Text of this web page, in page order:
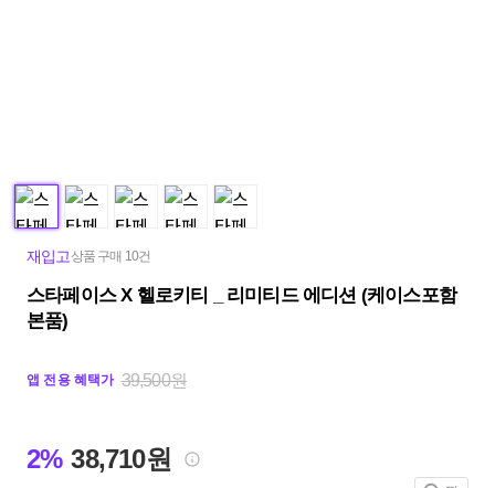
재입고상품 구매 10건
스타페이스 X 헬로키티 _ 리미티드 에디션 (케이스포함
본품)
앱 전용 혜택가 39,500원
2% 38,710원